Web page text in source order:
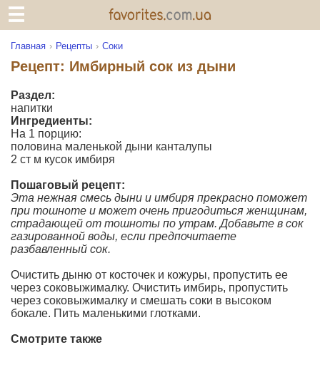
Главная Рецепты Соки
Рецепт: Имбирный сок из дыни
Раздел:
напитки
Ингредиенты:
На 1 порцию:
половина маленькой дыни канталупы
2 ст м кусок имбиря
Пошаговый рецепт:
Эта нежная смесь дыни и имбиря прекрасно поможет
при тошноте и может очень пригодиться женщинам,
страдающей от тошноты по утрам. Добавьте в сок
газированной воды, если предпочитаете
разбавленный сок.
Очистить дыню от косточек и кожуры, пропустить ее
через соковыжималку. Очистить имбирь, пропустить
через соковыжималку и смешать соки в высоком
бокале. Пить маленькими глотками.
Смотрите также